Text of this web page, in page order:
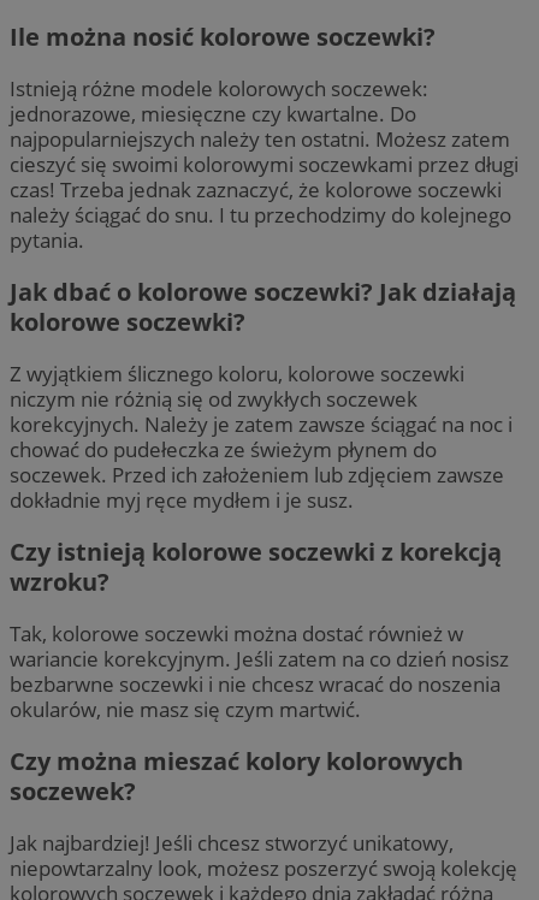
Ile można nosić kolorowe soczewki?
Istnieją różne modele kolorowych soczewek:
jednorazowe, miesięczne czy kwartalne. Do
najpopularniejszych należy ten ostatni. Możesz zatem
cieszyć się swoimi kolorowymi soczewkami przez długi
czas! Trzeba jednak zaznaczyć, że kolorowe soczewki
należy ściągać do snu. I tu przechodzimy do kolejnego
pytania.
Jak dbać o kolorowe soczewki? Jak działają
kolorowe soczewki?
Z wyjątkiem ślicznego koloru, kolorowe soczewki
niczym nie różnią się od zwykłych soczewek
korekcyjnych. Należy je zatem zawsze ściągać na noc i
chować do pudełeczka ze świeżym płynem do
soczewek. Przed ich założeniem lub zdjęciem zawsze
dokładnie myj ręce mydłem i je susz.
Czy istnieją kolorowe soczewki z korekcją
wzroku?
Tak, kolorowe soczewki można dostać również w
wariancie korekcyjnym. Jeśli zatem na co dzień nosisz
bezbarwne soczewki i nie chcesz wracać do noszenia
okularów, nie masz się czym martwić.
Czy można mieszać kolory kolorowych
soczewek?
Jak najbardziej! Jeśli chcesz stworzyć unikatowy,
niepowtarzalny look, możesz poszerzyć swoją kolekcję
kolorowych soczewek i każdego dnia zakładać różną